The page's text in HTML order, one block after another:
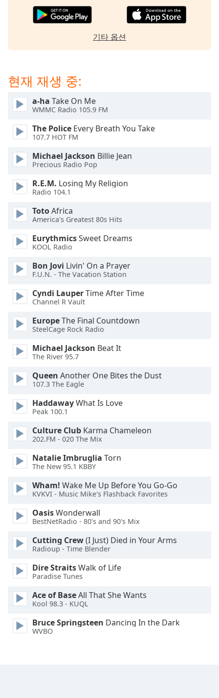
cancel
the
Text
Color
Opacity
Text
Background
Opacity
Caption
Area
Color
Opacity
Font
Size
Text
Edge
Style
Font
Done
Modal
Dialog
End
dialog
기타 옵션
현재 재생 중:
a-ha Take On Me
WMMC Radio 105.9 FM
The Police Every Breath You Take
107.7 HOT FM
Michael Jackson Billie Jean
Precious Radio Pop
R.E.M. Losing My Religion
Radio 104.1
TotoAfrica
America's Greatest 80s Hits
EurythmicsSweet Dreams
KOOL Radio
Bon Jovi Livin' On a Prayer
F.U.N. - The Vacation Station
Cyndi LauperTime After Time
Channel R Vault
EuropeThe Final Countdown
SteelCage Rock Radio
Michael Jackson Beat It
The River 95.7
Queen Another One Bites the Dust
107.3 The Eagle
HaddawayWhat Is Love
Peak 100.1
Culture Club Karma Chameleon
202.FM - 020 The Mix
Natalie Imbruglia Torn
The New 95.1 KBBY
Wham! Wake Me Up Before You Go-Go
KVKVI - Music Mike's Flashback Favorites
OasisWonderwall
BestNetRadio - 80's and 90's Mix
Cutting Crew(I Just) Died in Your Arms
Radioup - Time Blender
Dire StraitsWalk of Life
Paradise Tunes
Ace of BaseAll That She Wants
Kool 98.3 - KUQL
Bruce Springsteen Dancing In the Dark
WVBO